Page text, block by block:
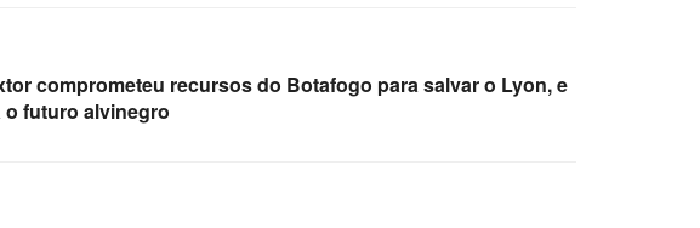
comprometeu recursos do Botafogo para salvar o Lyon, e
o futuro alvinegro